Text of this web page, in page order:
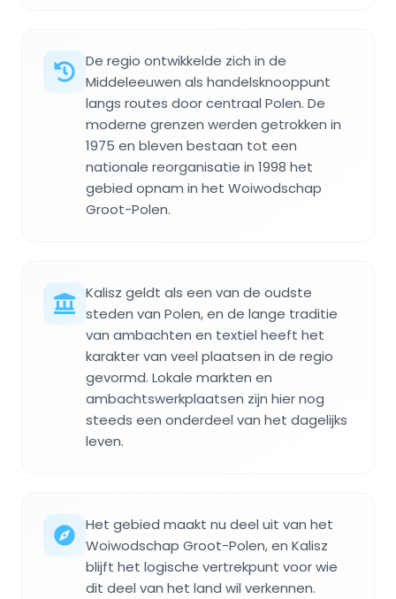
De regio ontwikkelde zich in de
Middeleeuwen als handelsknooppunt
langs routes door centraal Polen. De
moderne grenzen werden getrokken in
1975 en bleven bestaan tot een
nationale reorganisatie in 1998 het
gebied opnam in het Woiwodschap
Groot-Polen.
Kalisz geldt als een van de oudste
steden van Polen, en de lange traditie
van ambachten en textiel heeft het
karakter van veel plaatsen in de regio
gevormd. Lokale markten en
ambachtswerkplaatsen zijn hier nog
steeds een onderdeel van het dagelijks
leven.
Het gebied maakt nu deel uit van het
Woiwodschap Groot-Polen, en Kalisz
blijft het logische vertrekpunt voor wie
dit deel van het land wil verkennen.